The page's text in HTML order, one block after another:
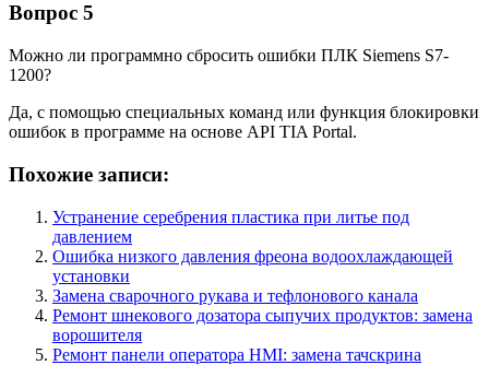
Вопрос 5
Можно ли программно сбросить ошибки ПЛК Siemens S7-
1200?
Да, с помощью специальных команд или функция блокировки
ошибок в программе на основе API TIA Portal.
Похожие записи:
Устранение серебрения пластика при литье под
давлением
Ошибка низкого давления фреона водоохлаждающей
установки
Замена сварочного рукава и тефлонового канала
Ремонт шнекового дозатора сыпучих продуктов: замена
ворошителя
Ремонт панели оператора HMI: замена тачскрина